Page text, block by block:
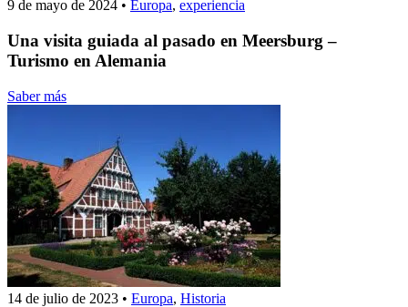
9 de mayo de 2024 • Europa, experiencia
Una visita guiada al pasado en Meersburg –
Turismo en Alemania
Saber más
14 de julio de 2023 • Europa, Historia